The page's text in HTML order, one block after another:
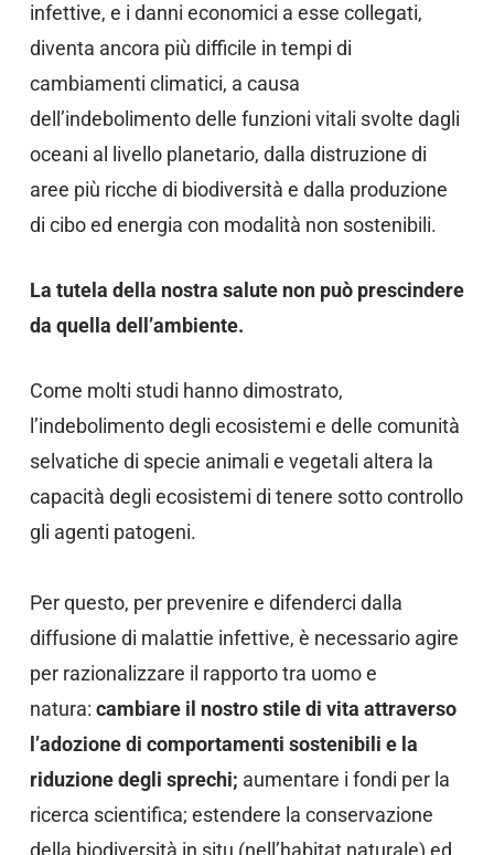
infettive, e i danni economici a esse collegati,
diventa ancora più difficile in tempi di
cambiamenti climatici, a causa
dell’indebolimento delle funzioni vitali svolte dagli
oceani al livello planetario, dalla distruzione di
aree più ricche di biodiversità e dalla produzione
di cibo ed energia con modalità non sostenibili.
La tutela della nostra salute non può prescindere
da quella dell’ambiente.
Come molti studi hanno dimostrato,
l’indebolimento degli ecosistemi e delle comunità
selvatiche di specie animali e vegetali altera la
capacità degli ecosistemi di tenere sotto controllo
gli agenti patogeni.
Per questo, per prevenire e difenderci dalla
diffusione di malattie infettive, è necessario agire
per razionalizzare il rapporto tra uomo e
natura: cambiare il nostro stile di vita attraverso
l’adozione di comportamenti sostenibili e la
riduzione degli sprechi; aumentare i fondi per la
ricerca scientifica; estendere la conservazione
della biodiversità in situ (nell’habitat naturale) ed